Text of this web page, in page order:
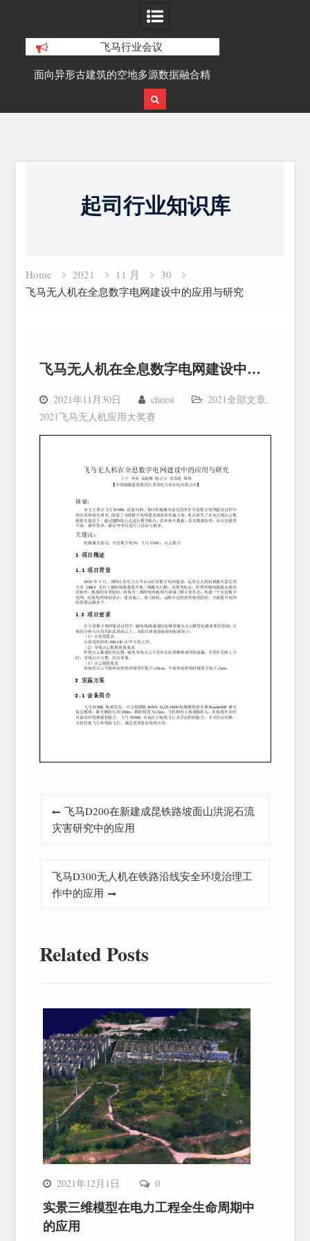
飞马行业会议
源数据融合精
SLAM100在受限空域地形测绘的研究与
应用
起司行业知识库
Home 2021 11 月
30
飞马无人机在全息数字电网建设中的应用与研究
飞马无人机在全息数字电网建设中的应用与研究
2021年11月30日 cheesi 2021全部文章,
2021飞马无人机应用大奖赛
章
飞马D200在新建成昆铁路坡面山洪泥石流
灾害研究中的应用
飞马D300无人机在铁路沿线安全环境治理工
作中的应用
Related Posts
2021年12月1日 0
实景三维模型在电力工程全生命周期中
的应用